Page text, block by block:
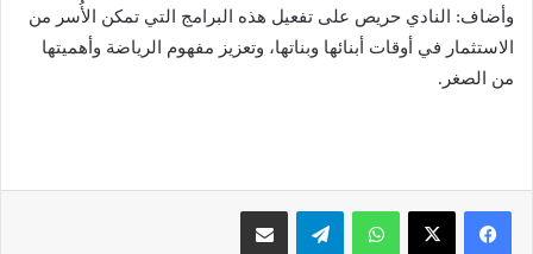
وأضاف: النادي حريص على تفعيل هذه البرامج التي تمكن الأُسر من
الاستثمار في أوقات أبنائها وبناتها، وتعزيز مفهوم الرياضة وأهميتها
من الصغر.
فيسبوك X واتساب تيلقرام